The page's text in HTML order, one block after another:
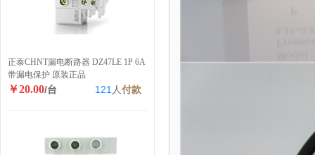
正泰CHNT漏电断路器 DZ47LE 1P 6A
带漏电保护 原装正品
￥20.00/台 121 人付款